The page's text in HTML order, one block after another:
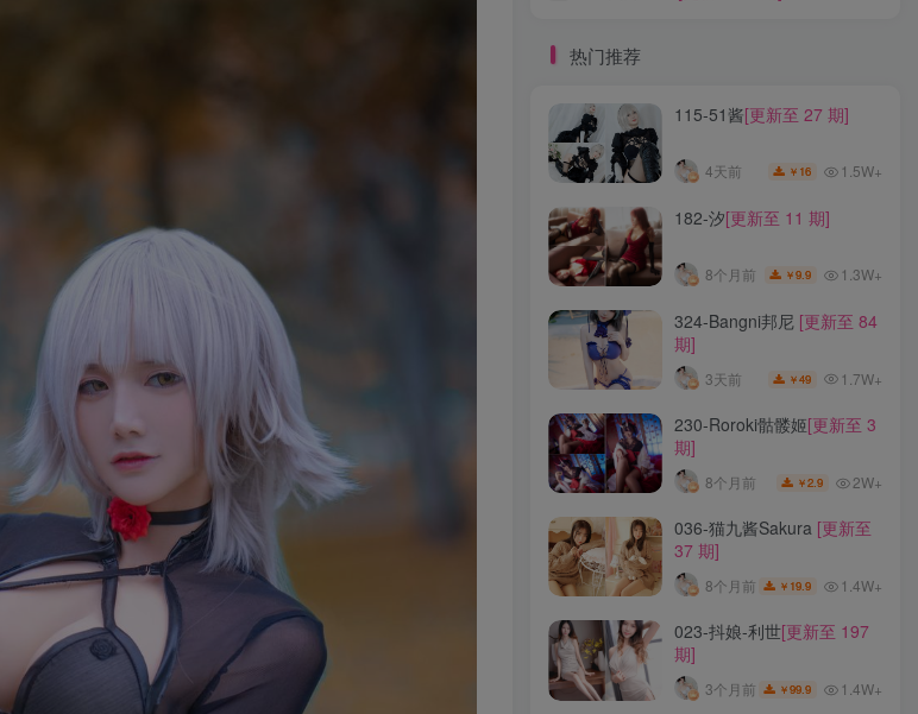
热门推荐
115-51酱[更新至 27 期]
4天前 ￥ 16 1.5W+
182-汐[更新至 11 期]
8个月前 ￥9.9 1.3W+
324-Bangni邦尼 [更新至 84
期]
3天前 ￥49 1.7W+
230-Roroki骷髅姬[更新至 3
期]
8个月前 ￥2.9 2W+
036-猫九酱Sakura [更新至
37 期]
8个月前 ￥ 19.9 1.4W+
023-抖娘-利世[更新至 197
期]
3个月前 ￥99.9 1.4W+
标签云
龙年活动 龙宫地狱 龙娘图鉴
龙娘
龙姬
龙华妃咲JK
龙华妃咲
黛尔 黑龙贯通
黑黑麦
黑馆晴奈
黑靡烟旗袍 黑钻兔子
黑金
黑贞德泳装
黑见芹香
黑裤妹
热门推荐
期]